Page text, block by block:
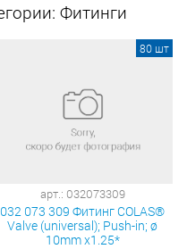
Фитинги
арт.: 032073309
032 073 309 Фитинг COLAS®
Valve (universal); Push-in; ø
10mm х1.25*
80 шт